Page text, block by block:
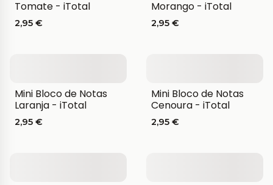
Tomate - iTotal
2,95 €
Morango - iTotal
2,95 €
Mini Bloco de Notas
Laranja - iTotal
2,95 €
Mini Bloco de Notas
Cenoura - iTotal
2,95 €